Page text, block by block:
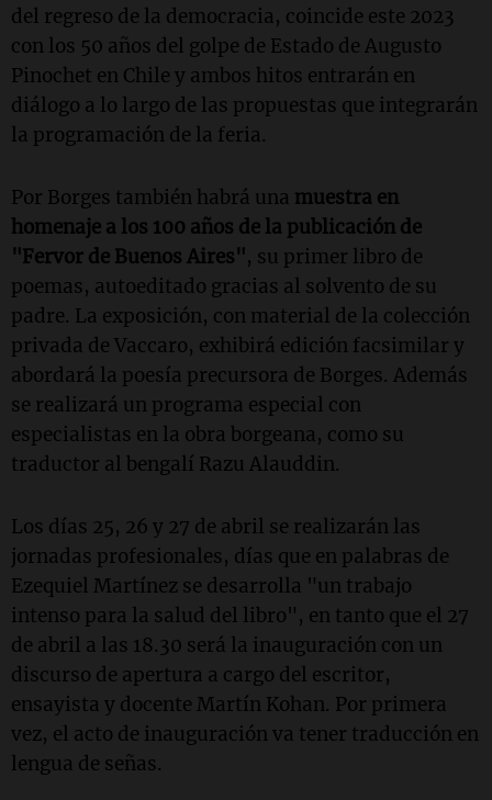
del regreso de la democracia, coincide este 2023
con los 50 años del golpe de Estado de Augusto
Pinochet en Chile y ambos hitos entrarán en
diálogo a lo largo de las propuestas que integrarán
la programación de la feria.
Por Borges también habrá una muestra en
homenaje a los 100 años de la publicación de
"Fervor de Buenos Aires", su primer libro de
poemas, autoeditado gracias al solvento de su
padre. La exposición, con material de la colección
privada de Vaccaro, exhibirá edición facsimilar y
abordará la poesía precursora de Borges. Además
se realizará un programa especial con
especialistas en la obra borgeana, como su
traductor al bengalí Razu Alauddin.
Los días 25, 26 y 27 de abril se realizarán las
jornadas profesionales, días que en palabras de
Ezequiel Martínez se desarrolla "un trabajo
intenso para la salud del libro", en tanto que el 27
de abril a las 18.30 será la inauguración con un
discurso de apertura a cargo del escritor,
ensayista y docente Martín Kohan. Por primera
vez, el acto de inauguración va tener traducción en
lengua de señas.